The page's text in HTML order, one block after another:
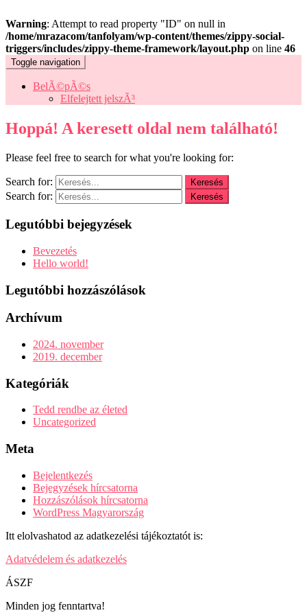
Warning: Attempt to read property "ID" on null in
/home/mrazacom/tanfolyam/wp-content/themes/zippy-social-
triggers/includes/zippy-theme-framework/layout.php on line 46
Toggle navigation
BelÃ©pÃ©s
Elfelejtett jelszÃ³
Hoppá! A keresett oldal nem található!
Please feel free to search for what you're looking for:
Search for:
Search for:
Legutóbbi bejegyzések
Bevezetés
Hello world!
Legutóbbi hozzászólások
Archívum
2024. november
2019. december
Kategóriák
Tedd rendbe az életed
Uncategorized
Meta
Bejelentkezés
Bejegyzések hírcsatorna
Hozzászólások hírcsatorna
WordPress Magyarország
Itt elolvashatod az adatkezelési tájékoztatót is:
Adatvédelem és adatkezelés
ÁSZF
Minden jog fenntartva!